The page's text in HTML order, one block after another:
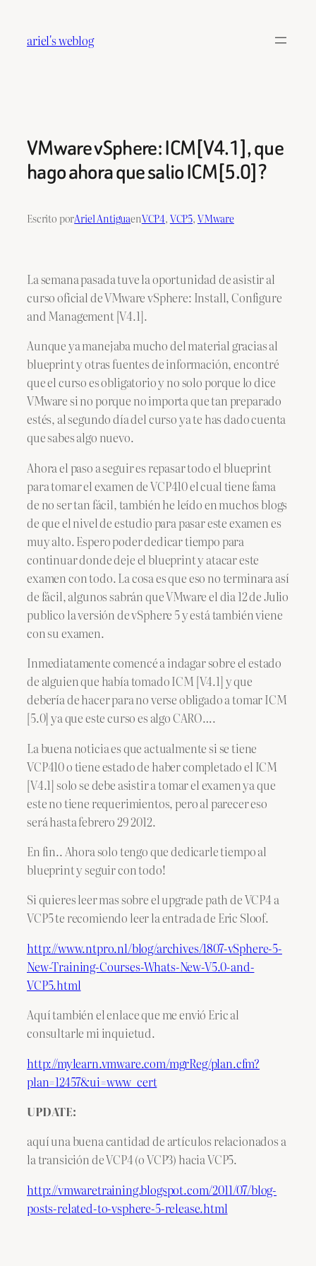
contenido
ariel's weblog
VMware vSphere: ICM[V4.1], que
hago ahora que salio ICM[5.0]?
Escrito porAriel AntiguaenVCP4, VCP5, VMware
La semana pasada tuve la oportunidad de asistir al
curso oficial de VMware vSphere: Install, Configure
and Management [V4.1].
Aunque ya manejaba mucho del material gracias al
blueprint y otras fuentes de información, encontré
que el curso es obligatorio y no solo porque lo dice
VMware si no porque no importa que tan preparado
estés, al segundo día del curso ya te has dado cuenta
que sabes algo nuevo.
Ahora el paso a seguir es repasar todo el blueprint
para tomar el examen de VCP410 el cual tiene fama
de no ser tan fácil, también he leído en muchos blogs
de que el nivel de estudio para pasar este examen es
muy alto. Espero poder dedicar tiempo para
continuar donde deje el blueprint y atacar este
examen con todo. La cosa es que eso no terminara así
de fácil, algunos sabrán que VMware el dia 12 de Julio
publico la versión de vSphere 5 y está también viene
con su examen.
Inmediatamente comencé a indagar sobre el estado
de alguien que había tomado ICM [V4.1] y que
debería de hacer para no verse obligado a tomar ICM
[5.0] ya que este curso es algo CARO….
La buena noticia es que actualmente si se tiene
VCP410 o tiene estado de haber completado el ICM
[V4.1] solo se debe asistir a tomar el examen ya que
este no tiene requerimientos, pero al parecer eso
será hasta febrero 29 2012.
En fin.. Ahora solo tengo que dedicarle tiempo al
blueprint y seguir con todo!
Si quieres leer mas sobre el upgrade path de VCP4 a
VCP5 te recomiendo leer la entrada de Eric Sloof.
http://www.ntpro.nl/blog/archives/1807-vSphere-5-
New-Training-Courses-Whats-New-V5.0-and-
VCP5.html
Aquí también el enlace que me envió Eric al
consultarle mi inquietud.
http://mylearn.vmware.com/mgrReg/plan.cfm?
plan=12457&ui=www_cert
UPDATE:
aquí una buena cantidad de artículos relacionados a
la transición de VCP4 (o VCP3) hacia VCP5.
http://vmwaretraining.blogspot.com/2011/07/blog-
posts-related-to-vsphere-5-release.html